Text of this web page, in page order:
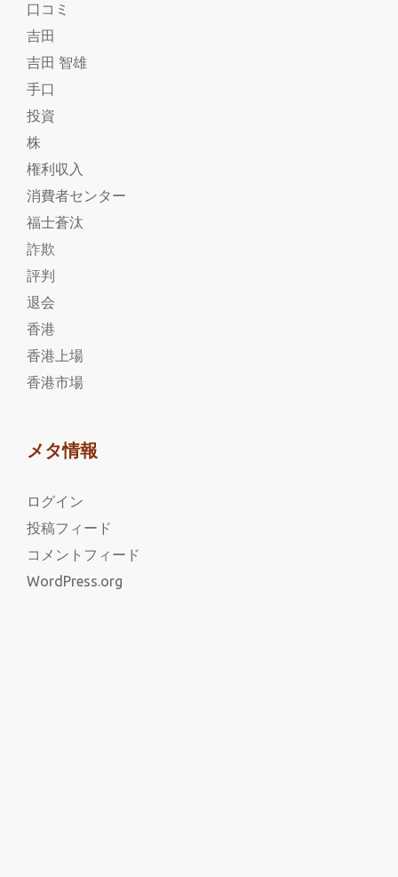
口コミ
吉田
吉田 智雄
手口
投資
株
権利収入
消費者センター
福士蒼汰
詐欺
評判
退会
香港
香港上場
香港市場
メタ情報
ログイン
投稿フィード
コメントフィード
WordPress.org